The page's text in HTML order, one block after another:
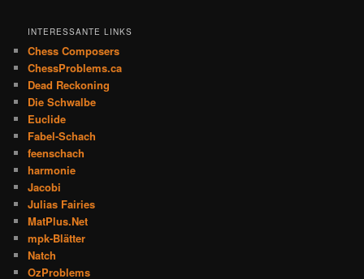
INTERESSANTE LINKS
Chess Composers
ChessProblems.ca
Dead Reckoning
Die Schwalbe
Euclide
Fabel-Schach
feenschach
harmonie
Jacobi
Julias Fairies
MatPlus.Net
mpk-Blätter
Natch
OzProblems